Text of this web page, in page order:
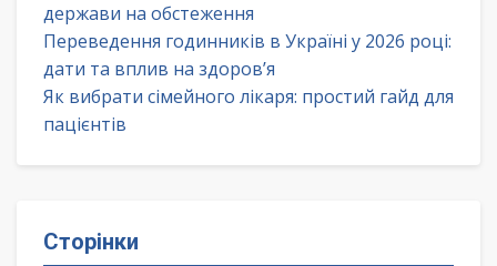
держави на обстеження
Переведення годинників в Україні у 2026 році:
дати та вплив на здоров’я
Як вибрати сімейного лікаря: простий гайд для
пацієнтів
Сторінки